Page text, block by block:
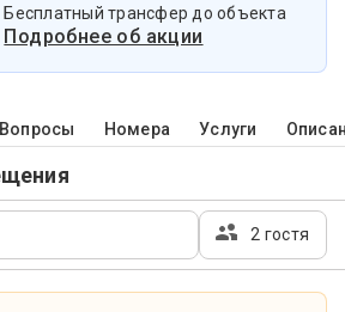
Бесплатный трансфер до объекта
Подробнее об акции
Вопросы Номера Услуги
2 гостя